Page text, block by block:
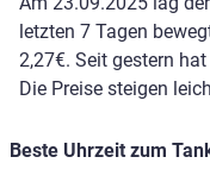
letzten 7 Tagen
2,27€. Seit gestern
Die Preise steigen
Beste Uhrzeit zum